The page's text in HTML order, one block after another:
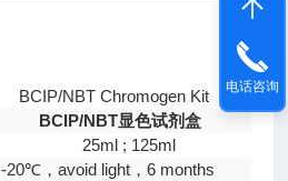
BCIP/NBT Chromogen Kit
BCIP/NBT显色试剂盒
25ml ; 125ml
-20℃，avoid light，6 months
电话咨询